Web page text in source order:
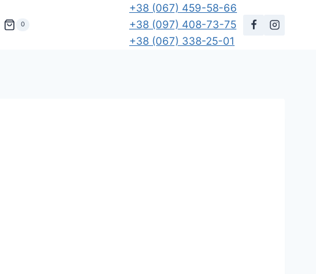
0
+38 (067) 459-58-66
+38 (097) 408-73-75
+38 (067) 338-25-01